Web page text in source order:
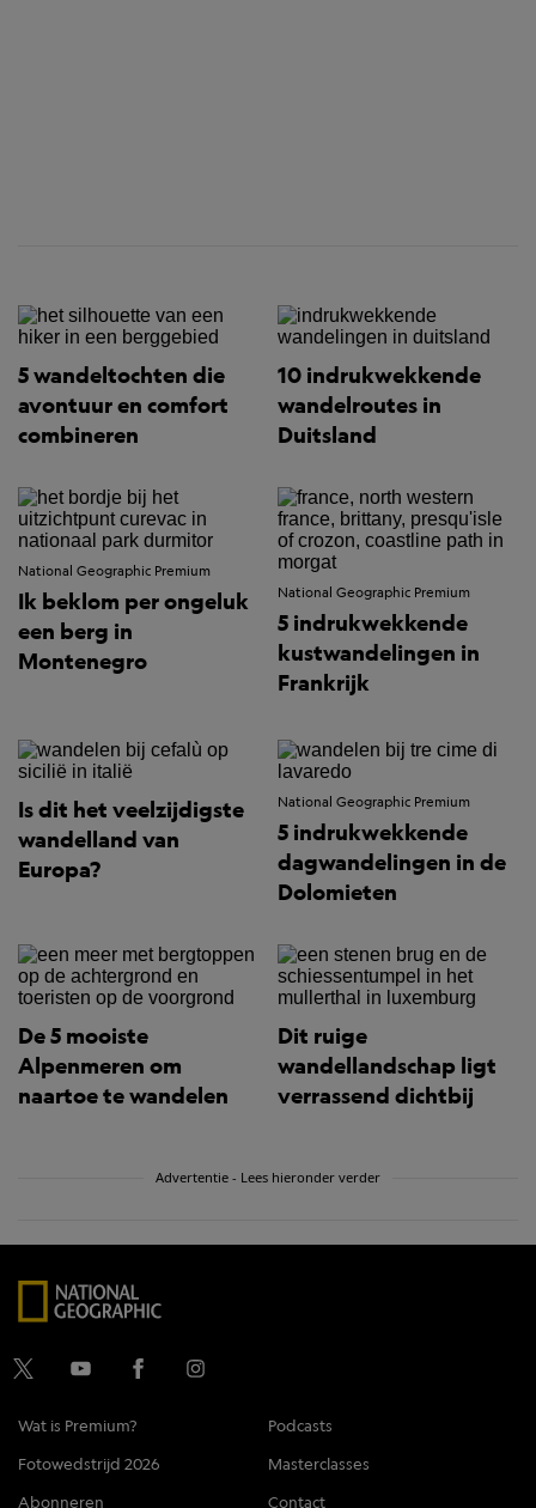
5 wandeltochten die
avontuur en comfort
combineren
10 indrukwekkende
wandelroutes in
Duitsland
National Geographic Premium
Ik beklom per ongeluk
een berg in
Montenegro
National Geographic Premium
5 indrukwekkende
kustwandelingen in
Frankrijk
Is dit het veelzijdigste
wandelland van
Europa?
National Geographic Premium
5 indrukwekkende
dagwandelingen in de
Dolomieten
De 5 mooiste
Alpenmeren om
naartoe te wandelen
Dit ruige
wandellandschap ligt
verrassend dichtbij
Advertentie - Lees hieronder verder
Wat is Premium?
Podcasts
Fotowedstrijd 2026
Masterclasses
Abonneren
Contact